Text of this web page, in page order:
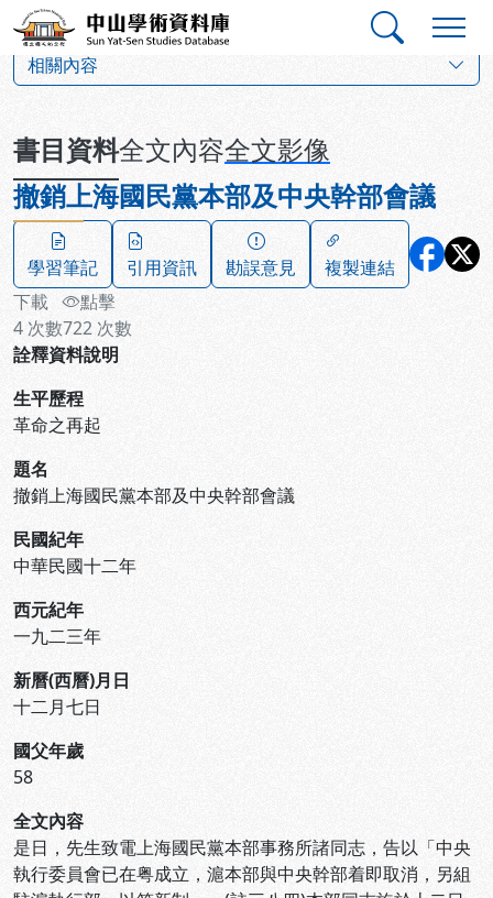
跳到主要內容
中山學術資料庫
相關內容
書目資料全文內容全文影像
撤銷上海國民黨本部及中央幹部會議
學習筆記 引用資訊 勘誤意見
複製連結
下載
4 次數
點擊
722 次數
詮釋資料說明
生平歷程
革命之再起
題名
撤銷上海國民黨本部及中央幹部會議
民國紀年
中華民國十二年
西元紀年
一九二三年
新曆(西曆)月日
十二月七日
國父年歲
58
全文內容
是日，先生致電上海國民黨本部事務所諸同志，告以「中央
執行委員會已在粤成立，滬本部與中央幹部着即取消，另組